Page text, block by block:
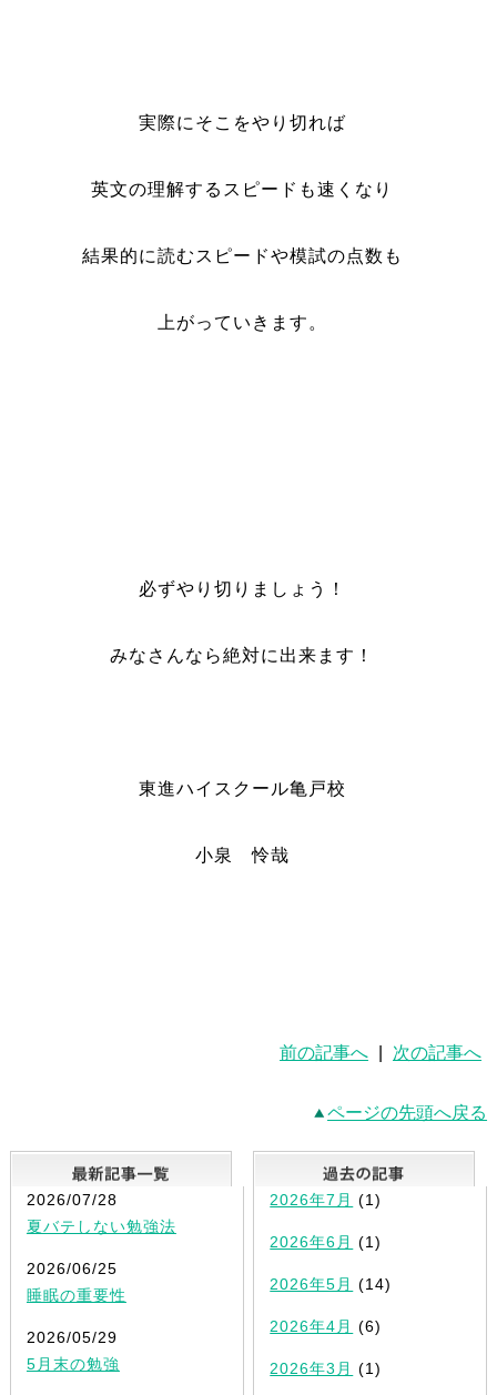
実際にそこをやり切れば
英文の理解するスピードも速くなり
結果的に読むスピードや模試の点数も
上がっていきます。
必ずやり切りましょう！
みなさんなら絶対に出来ます！
東進ハイスクール亀戸校
小泉 怜哉
前の記事へ 次の記事へ
ページの先頭へ戻る
最新記事一覧
2026/07/28
夏バテしない勉強法
2026/06/25
睡眠の重要性
2026/05/29
5月末の勉強
2026年7月 (1)
2026年6月 (1)
2026年5月 (14)
2026年4月 (6)
2026年3月 (1)